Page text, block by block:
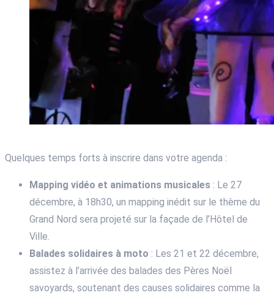
Quelques temps forts à inscrire dans votre agenda :
Mapping vidéo et animations musicales : Le 27
décembre, à 18h30, un mapping inédit sur le thème du
Grand Nord sera projeté sur la façade de l’Hôtel de
Ville.
Balades solidaires à moto : Les 21 et 22 décembre,
assistez à l’arrivée des balades des Pères Noël
savoyards, soutenant des causes solidaires comme la